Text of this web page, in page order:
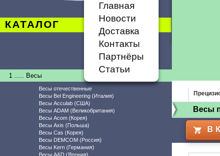
КАТАЛОГ
Главная
Новости
Доставка
Контакты
Партнёры
Статьи
1 ..... Весы
Весы отечественные
Весы Bel Engineering (Италия)
Весы Acculab (США)
Весы ADAM (Великобритания)
Весы Acom (Корея)
Весы Axis (Польша)
Весы Cas (Корея)
Весы DEMCOM (Россия)
Весы Kern (Германия)
Весы A&D (Япония)
Весы
В